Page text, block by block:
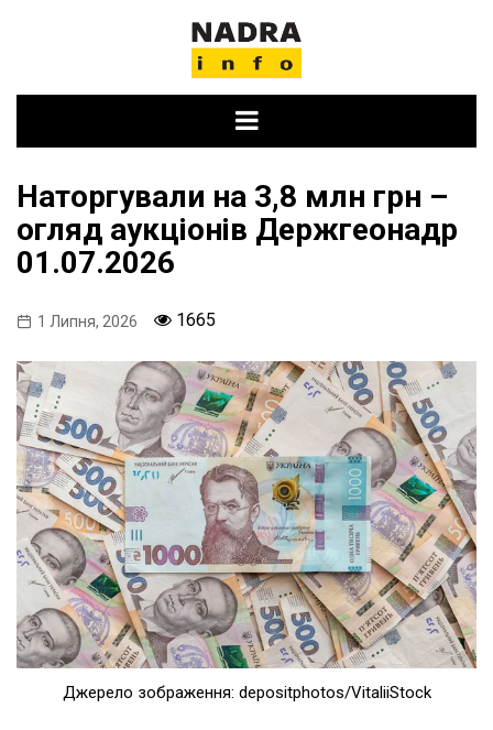
Наторгували на 3,8 млн грн –
огляд аукціонів Держгеонадр
01.07.2026
1 Липня, 2026 1665
Джерело зображення: depositphotos/VitaliiStock